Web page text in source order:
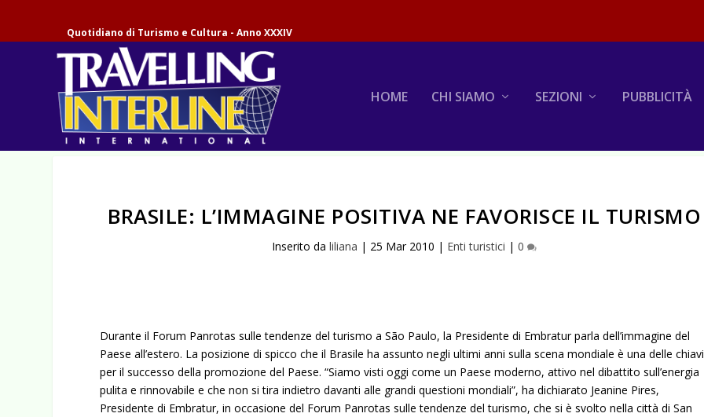
Quotidiano di Turismo e Cultura - Anno XXXIV
HOME CHI SIAMO SEZIONI PUBBLICITÀ
BRASILE: L’IMMAGINE POSITIVA NE FAVORISCE IL TURISMO
Inserito daliliana | 25 Mar 2010 | Enti turistici |0
Durante il Forum Panrotas sulle tendenze del turismo a São Paulo, la Presidente di Embratur parla dell’immagine del
Paese all’estero. La posizione di spicco che il Brasile ha assunto negli ultimi anni sulla scena mondiale è una delle chiavi
per il successo della promozione del Paese. “Siamo visti oggi come un Paese moderno, attivo nel dibattito sull’energia
pulita e rinnovabile e che non si tira indietro davanti alle grandi questioni mondiali”, ha dichiarato Jeanine Pires,
Presidente di Embratur, in occasione del Forum Panrotas sulle tendenze del turismo, che si è svolto nella città di San